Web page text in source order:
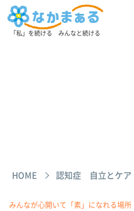
「私」を続ける みんなと続ける
HOME 認知症 自立とケア
みんなが心開いて「素」になれる場所